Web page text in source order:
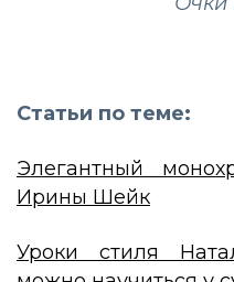
Статьи по теме:
Элегантный
Ирины Шейк
Уроки стиля